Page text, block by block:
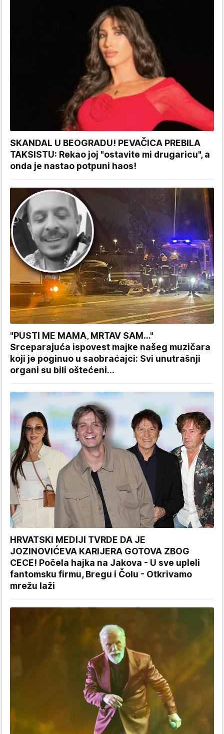
SKANDAL U BEOGRADU! PEVAČICA PREBILA
TAKSISTU: Rekao joj "ostavite mi drugaricu", a
onda je nastao potpuni haos!
"PUSTI ME MAMA, MRTAV SAM..."
Srceparajuća ispovest majke našeg muzičara
koji je poginuo u saobraćajci: Svi unutrašnji
organi su bili oštećeni...
HRVATSKI MEDIJI TVRDE DA JE
JOZINOVIĆEVA KARIJERA GOTOVA ZBOG
CECE! Počela hajka na Jakova - U sve upleli
fantomsku firmu, Bregu i Čolu - Otkrivamo
mrežu laži